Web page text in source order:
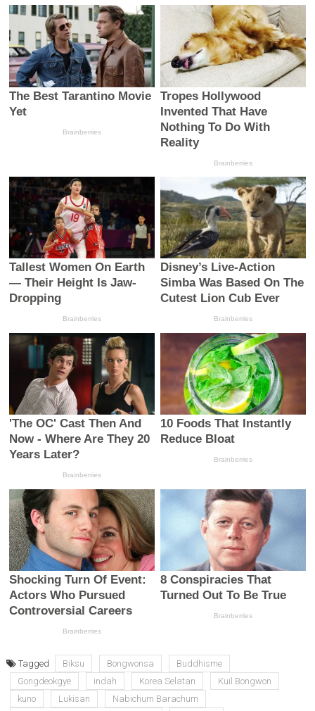
Tagged Biksu Bongwonsa
Buddhisme
Gongdeokgye
indah Korea Selatan
Kuil Bongwon
kuno
Lukisan Nabichum Barachum